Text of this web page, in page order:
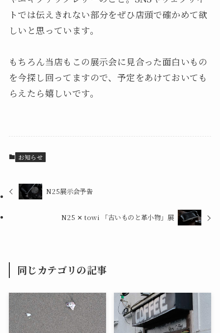
トでは伝えきれない部分をぜひ店頭で確かめて欲
しいと思っています。
もちろん当店もこの展示会に見合った面白いもの
を今探し回ってますので、予定をあけておいても
らえたら嬉しいです。
お知らせ
N25展示会予告
N25 ✕ towi 「古いものと革小物」展
同じカテゴリの記事